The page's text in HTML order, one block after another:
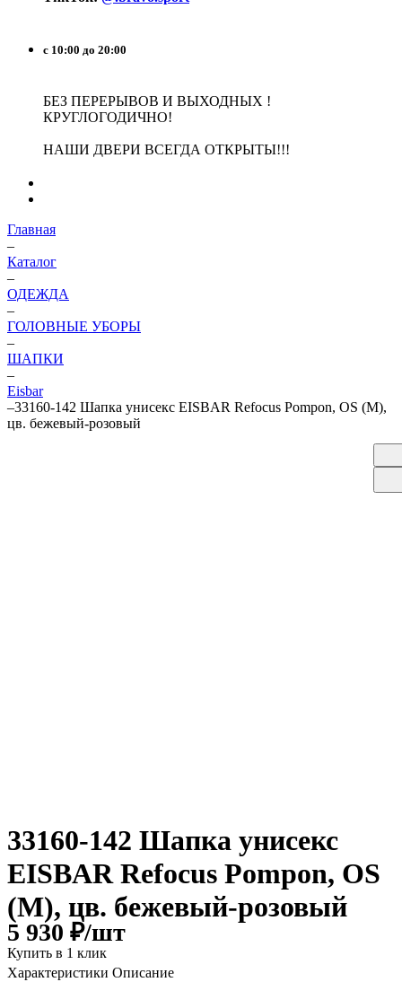
с 10:00 до 20:00
БЕЗ ПЕРЕРЫВОВ И ВЫХОДНЫХ !
КРУГЛОГОДИЧНО!
НАШИ ДВЕРИ ВСЕГДА ОТКРЫТЫ!!!
Главная
–
Каталог
–
ОДЕЖДА
–
ГОЛОВНЫЕ УБОРЫ
–
ШАПКИ
–
Eisbar
–33160-142 Шапка унисекс EISBAR Refocus Pompon, OS (M),
цв. бежевый-розовый
33160-142 Шапка унисекс
EISBAR Refocus Pompon, OS
(M), цв. бежевый-розовый
5 930 ₽/шт
Купить в 1 клик
Характеристики Описание